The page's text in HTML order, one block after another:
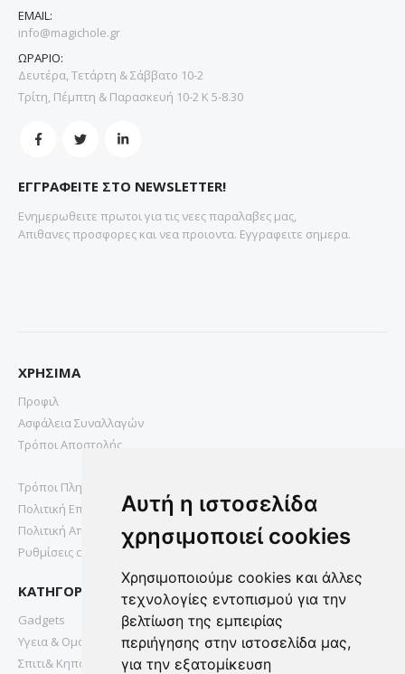
Αυτή η ιστοσελίδα
χρησιμοποιεί cookies
Χρησιμοποιούμε cookies και άλλες
τεχνολογίες εντοπισμού για την
βελτίωση της εμπειρίας
περιήγησης στην ιστοσελίδα μας,
για την εξατομίκευση
EMAIL:
info@magichole.gr
ΩΡΑΡΙΟ:
Δευτέρα, Τετάρτη & Σάββατο 10-2
Τρίτη, Πέμπτη & Παρασκευή 10-2 Κ 5-8.30
ΕΓΓΡΑΦΕΙΤΕ ΣΤΟ NEWSLETTER!
Ενημερωθειτε πρωτοι για τις νεες παραλαβες μας,
Απιθανες προσφορες και νεα προιοντα. Εγγραφειτε σημερα.
ΧΡΗΣΙΜΑ
Προφιλ
Ασφάλεια Συναλλαγών
Τρόποι Αποστολής
Τρόποι Πληρωμής
Πολιτική Επιστροφών
Πολιτική Απορρήτου
Ρυθμίσεις cookies
ΚΑΤΗΓΟΡΙΕΣ
Gadgets
Υγεια & Ομορφια
Σπιτι& Κηπος